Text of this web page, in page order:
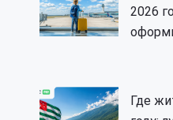
2026
Где